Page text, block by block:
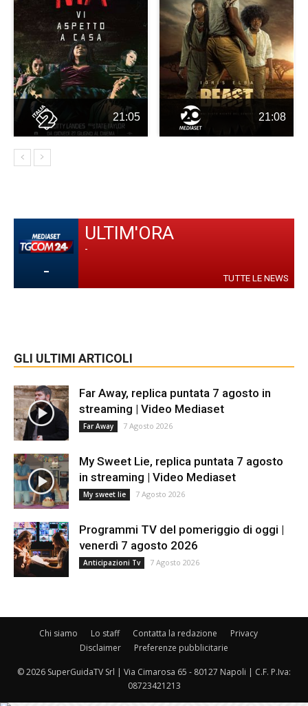
21:05 21:08
-
ULTIM'ORA
-
TUTTE LE NEWS
GLI ULTIMI ARTICOLI
Far Away, replica puntata 7 agosto in
streaming | Video Mediaset
Far Away 7 Agosto 2026
My Sweet Lie, replica puntata 7 agosto
in streaming | Video Mediaset
My sweet lie 7 Agosto 2026
Programmi TV del pomeriggio di oggi |
venerdì 7 agosto 2026
Anticipazioni Tv 7 Agosto 2026
Chi siamo Lo staff Contatta la redazione
Privacy
Disclaimer
Preferenze pubblicitarie
© 2026 SuperGuidaTV Srl | Via Cimarosa 65 - 80127 Napoli | C.F. P.Iva:
08723421213